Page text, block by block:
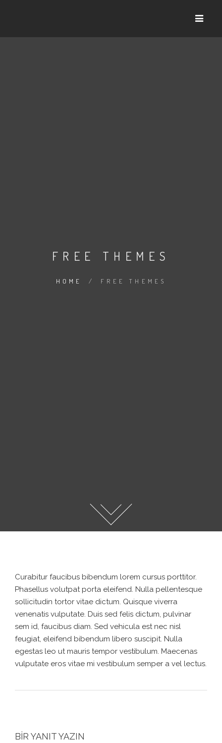
FREE THEMES
HOME / FREE THEMES
Curabitur faucibus bibendum lorem cursus porttitor.
Phasellus volutpat porta eleifend. Nulla pellentesque
sollicitudin tortor vitae dictum. Quisque viverra
venenatis vulputate. Duis sed felis dictum, pulvinar
sem id, faucibus diam. Sed vehicula est nec nisl
feugiat, eleifend bibendum libero suscipit. Nulla
egestas leo ut mauris tempor vestibulum. Maecenas
vulputate eros vitae mi vestibulum semper a vel lectus.
BIR YANIT YAZIN